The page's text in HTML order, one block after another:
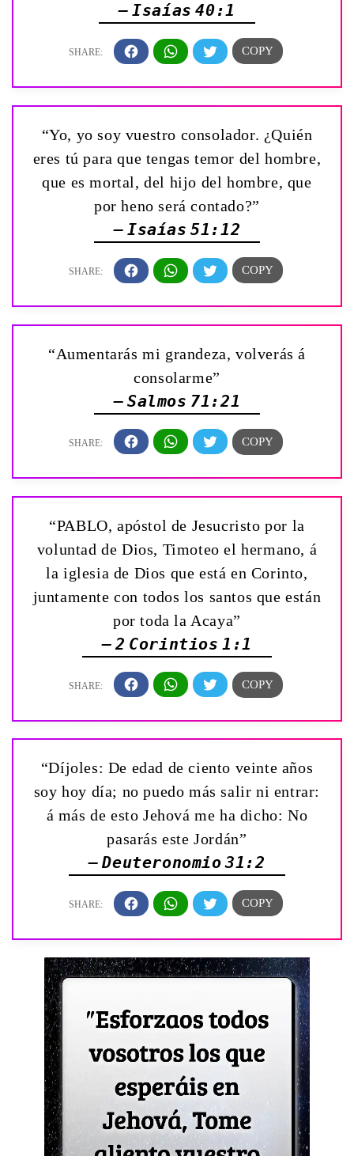
— Isaías 40:1
“Yo, yo soy vuestro consolador. ¿Quién
eres tú para que tengas temor del hombre,
que es mortal, del hijo del hombre, que
por heno será contado?”
— Isaías 51:12
“Aumentarás mi grandeza, volverás á
consolarme”
— Salmos 71:21
“PABLO, apóstol de Jesucristo por la
voluntad de Dios, Timoteo el hermano, á
la iglesia de Dios que está en Corinto,
juntamente con todos los santos que están
por toda la Acaya”
— 2 Corintios 1:1
“Díjoles: De edad de ciento veinte años
soy hoy día; no puedo más salir ni entrar:
á más de esto Jehová me ha dicho: No
pasarás este Jordán”
— Deuteronomio 31:2